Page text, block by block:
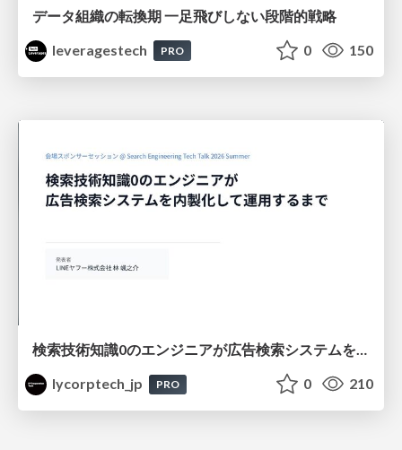
データ組織の転換期 一足飛びしない段階的戦略
leveragestech
PRO 0 150
検索技術知識0のエンジニアが広告検索システムを内製化して運用するまで
lycorptech_jp
PRO 0 210